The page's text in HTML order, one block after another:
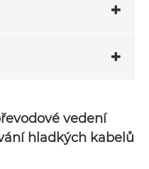
vedení
hladkých kabelů